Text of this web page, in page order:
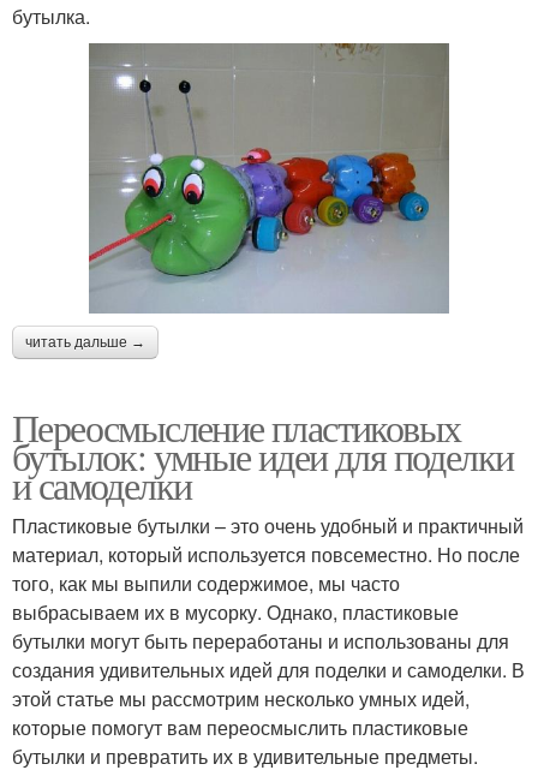
бутылка.
читать дальше →
Переосмысление пластиковых
бутылок: умные идеи для поделки
и самоделки
Пластиковые бутылки – это очень удобный и практичный
материал, который используется повсеместно. Но после
того, как мы выпили содержимое, мы часто
выбрасываем их в мусорку. Однако, пластиковые
бутылки могут быть переработаны и использованы для
создания удивительных идей для поделки и самоделки. В
этой статье мы рассмотрим несколько умных идей,
которые помогут вам переосмыслить пластиковые
бутылки и превратить их в удивительные предметы.